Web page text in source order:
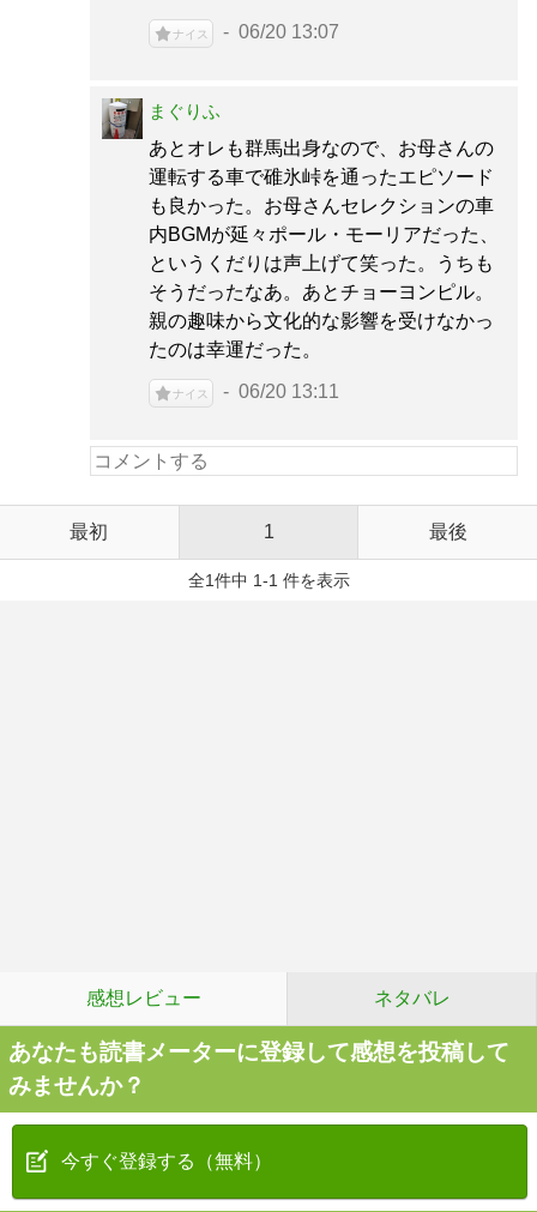
ナイス 06/20 13:07
まぐりふ
あとオレも群馬出身なので、お母さんの
運転する車で碓氷峠を通ったエピソード
も良かった。お母さんセレクションの車
内BGMが延々ポール・モーリアだった、
というくだりは声上げて笑った。うちも
そうだったなあ。あとチョーヨンピル。
親の趣味から文化的な影響を受けなかっ
たのは幸運だった。
ナイス 06/20 13:11
最初 1 最後
全1件中 1-1 件を表示
感想レビュー ネタバレ
あなたも読書メーターに登録して感想を投稿して
みませんか？
今すぐ登録する（無料）